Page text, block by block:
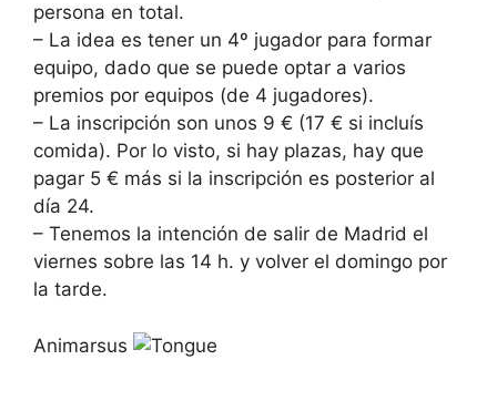
persona en total.
– La idea es tener un 4º jugador para formar
equipo, dado que se puede optar a varios
premios por equipos (de 4 jugadores).
– La inscripción son unos 9 € (17 € si incluís
comida). Por lo visto, si hay plazas, hay que
pagar 5 € más si la inscripción es posterior al
día 24.
– Tenemos la intención de salir de Madrid el
viernes sobre las 14 h. y volver el domingo por
la tarde.
Animarsus